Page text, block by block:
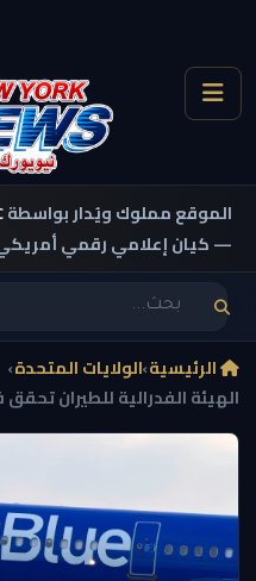
الموقع مملوك ويُدار بواسطة
— كيان إعلامي رقمي
الرئيسية›الولايات المتحدة›
الهيئة الفدرالية للطيران